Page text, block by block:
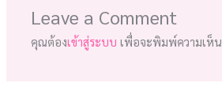
Leave a Comment
คุณต้องเข้าสู่ระบบ เพื่อจะพิมพ์ความเห็น